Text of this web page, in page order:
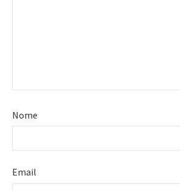
Nome
Email